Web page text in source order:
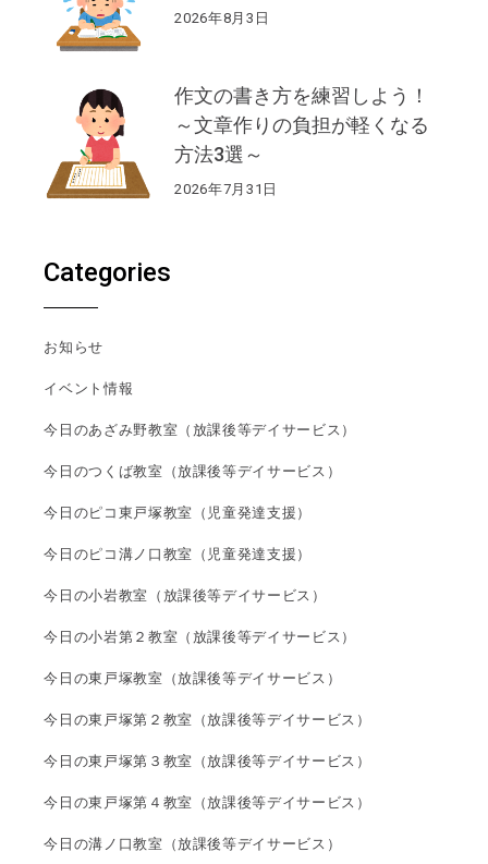
2026年8月3日
作文の書き方を練習しよう！
～文章作りの負担が軽くなる
方法3選～
2026年7月31日
Categories
お知らせ
イベント情報
今日のあざみ野教室（放課後等デイサービス）
今日のつくば教室（放課後等デイサービス）
今日のピコ東戸塚教室（児童発達支援）
今日のピコ溝ノ口教室（児童発達支援）
今日の小岩教室（放課後等デイサービス）
今日の小岩第２教室（放課後等デイサービス）
今日の東戸塚教室（放課後等デイサービス）
今日の東戸塚第２教室（放課後等デイサービス）
今日の東戸塚第３教室（放課後等デイサービス）
今日の東戸塚第４教室（放課後等デイサービス）
今日の溝ノ口教室（放課後等デイサービス）